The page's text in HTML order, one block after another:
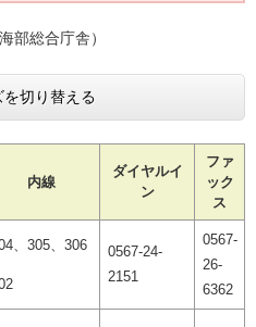
総合庁舎）
切り替える
内線
ダイヤルイ
ン
ファ
ック
ス
、305、306
0567-24-
2151
0567-
26-
6362